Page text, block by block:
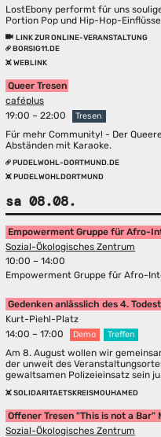
LostEbony performt für uns
Portion Pop und Hip-Hop-
LINK ZUR ONLINE-VERANSTALTUNG
BORSIG11.DE
WEBLINK
Queer Tresen
caféplus
19:00 – 22:00
Tresen
Für mehr Community! - Der
Abständen mit Karaoke.
PUDELWOHL-DORTMUND.DE
PUDELWOHLDORTMUND
sa 08.08.
Empowerment Gruppe für Afro-
Sozial-Ökologisches Zentrum
10:00 – 14:00
Empowerment Gruppe für Afro-
Gedenken anlässlich des 4.
Kurt-Piehl-Platz
14:00 – 17:00
Demo Treffen
Am 8. August wollen wir
der unweit des
gewaltsamen Polizeieinsatz sein
SOLIDARITAETSKREISMOUHAMED
Offener Tresen "This is not a Bar"
Sozial-Ökologisches Zentrum